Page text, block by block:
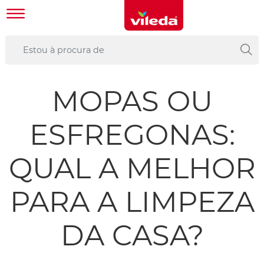
MOPAS OU
ESFREGONAS:
QUAL A MELHOR
PARA A LIMPEZA
DA CASA?